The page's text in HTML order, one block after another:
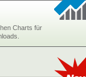
Charts für